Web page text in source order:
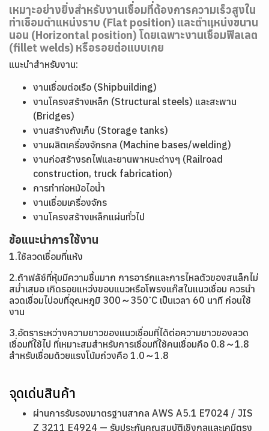
เหมาะอย่างยิ่งสำหรับงานเชื่อมที่ต้องการความเร็วสูงใน
ท่าเชื่อมตำแหน่งราบ (Flat position) และตำแหน่งขนาน
นอน (Horizontal position) โดยเฉพาะงานเชื่อมฟิลเลต
(fillet welds) หรือรอยต่อแบบเกย
แนะนำสำหรับงาน:
งานเชื่อมต่อเรือ (Shipbuilding)
งานโครงสร้างเหล็ก (Structural steels) และสะพาน
(Bridges)
งานสร้างถังเก็บ (Storage tanks)
งานผลิตเครื่องจักรกล (Machine bases/welding)
งานก่อสร้างรถไฟและยานพาหนะต่างๆ (Railroad
construction, truck fabrication)
การทำท่อหม้อไอน้ำ
งานเชื่อมเครื่องจักร
งานโครงสร้างเหล็กแผ่นทั่วไป
ข้อแนะนำการใช้งาน
1.ใช้ลวดเชื่อมที่แห้ง
2.ถ้าฟลัซ์ที่หุ้มมีความชื้นมาก การอาร์กและการไหลตัวของสแล็กไม่
สม่ำเสมอ เกิดรอยแหว่งขอบแนวหรือโพรงแก๊สในแนวเชื่อม ควรนำ
ลวดเชื่อมไปอบที่อุณหภูมิ 300～350 ํC เป็นเวลา 60 นาที ก่อนใช้
งาน
3.อัตราระหว่างความยาวของแนวเชื่อมที่ได้ต่อความยาวของลวด
เชื่อมที่ใช้ไป ที่เหมาะสมสำหรับการเชื่อมที่ใช้คนเชื่อมคือ 0.8～1.8
สำหรับเชื่อมด้วยแรงโน้มถ่วงคือ 1.0～1.8
จุดเด่นสินค้า
ผ่านการรับรองมาตรฐานสากล AWS A5.1 E7024 / JIS
Z 3211 E4924 — รับประกันคุณสมบัติเชิงกลและเคมีตรง